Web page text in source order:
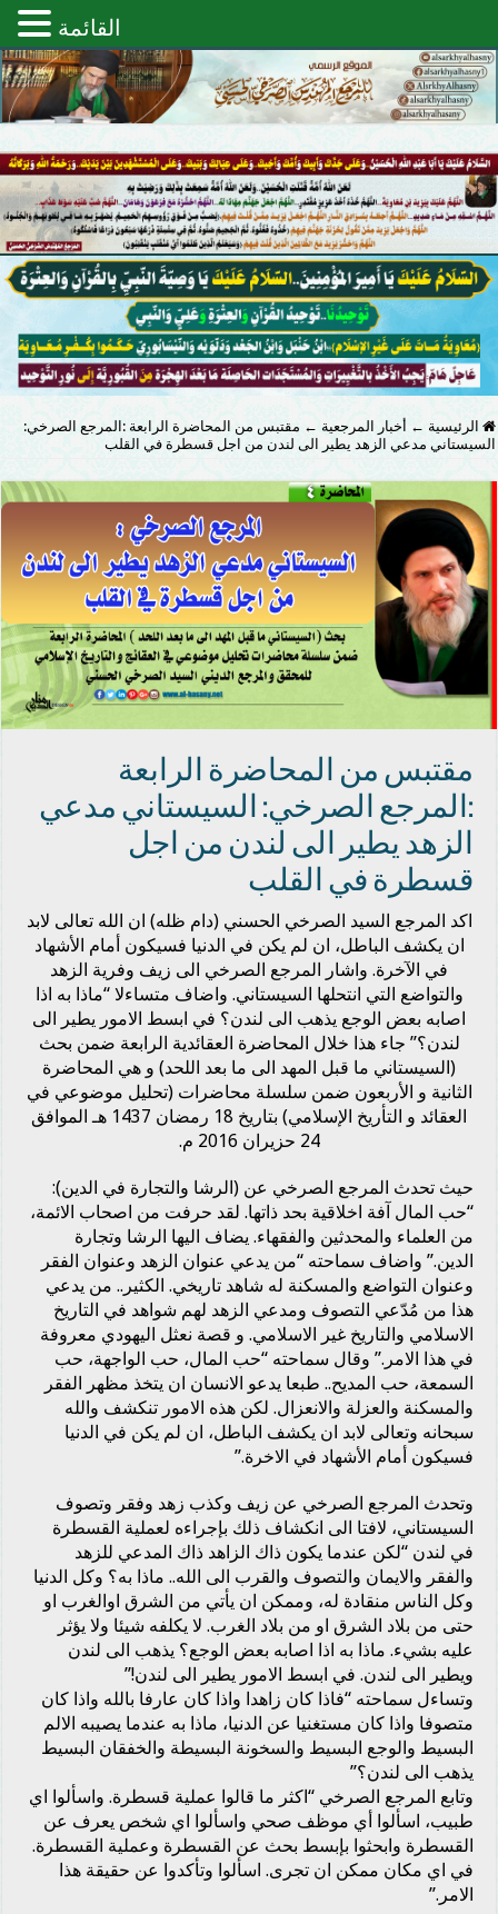
الرئيسية ← أخبار المرجعية ← مقتبس من المحاضرة الرابعة :المرجع الصرخي:
السيستاني مدعي الزهد يطير الى لندن من اجل قسطرة في القلب
مقتبس من المحاضرة الرابعة
:المرجع الصرخي: السيستاني مدعي
الزهد يطير الى لندن من اجل
قسطرة في القلب
اكد المرجع السيد الصرخي الحسني (دام ظله) ان الله تعالى لابد
ان يكشف الباطل، ان لم يكن في الدنيا فسيكون أمام الأشهاد
في الآخرة. واشار المرجع الصرخي الى زيف وفرية الزهد
والتواضع التي انتحلها السيستاني. واضاف متساءلا “ماذا به اذا
اصابه بعض الوجع يذهب الى لندن؟ في ابسط الامور يطير الى
لندن؟” جاء هذا خلال المحاضرة العقائدية الرابعة ضمن بحث
(السيستاني ما قبل المهد الى ما بعد اللحد) و هي المحاضرة
الثانية و الأربعون ضمن سلسلة محاضرات (تحليل موضوعي في
العقائد و التأريخ الإسلامي) بتاريخ 18 رمضان 1437 هـ الموافق
24 حزيران 2016 م.
حيث تحدث المرجع الصرخي عن (الرشا والتجارة في الدين):
“حب المال آفة اخلاقية بحد ذاتها. لقد حرفت من اصحاب الائمة،
من العلماء والمحدثين والفقهاء. يضاف اليها الرشا وتجارة
الدين.” واضاف سماحته “من يدعي عنوان الزهد وعنوان الفقر
وعنوان التواضع والمسكنة له شاهد تاريخي. الكثير.. من يدعي
هذا من مُدّعي التصوف ومدعي الزهد لهم شواهد في التاريخ
الاسلامي والتاريخ غير الاسلامي. و قصة نعثل اليهودي معروفة
في هذا الامر.” وقال سماحته “حب المال، حب الواجهة، حب
السمعة، حب المديح.. طبعا يدعو الانسان ان يتخذ مظهر الفقر
والمسكنة والعزلة والانعزال. لكن هذه الامور تنكشف والله
سبحانه وتعالى لابد ان يكشف الباطل، ان لم يكن في الدنيا
فسيكون أمام الأشهاد في الاخرة.”
وتحدث المرجع الصرخي عن زيف وكذب زهد وفقر وتصوف
السيستاني، لافتا الى انكشاف ذلك بإجراءه لعملية القسطرة
في لندن “لكن عندما يكون ذاك الزاهد ذاك المدعي للزهد
والفقر والايمان والتصوف والقرب الى الله.. ماذا به؟ وكل الدنيا
وكل الناس منقادة له، وممكن ان يأتي من الشرق اوالغرب او
حتى من بلاد الشرق او من بلاد الغرب. لا يكلفه شيئا ولا يؤثر
عليه بشيء. ماذا به اذا اصابه بعض الوجع؟ يذهب الى لندن
ويطير الى لندن. في ابسط الامور يطير الى لندن!”
وتساءل سماحته “فاذا كان زاهدا واذا كان عارفا بالله واذا كان
متصوفا واذا كان مستغنيا عن الدنيا، ماذا به عندما يصيبه الالم
البسيط والوجع البسيط والسخونة البسيطة والخفقان البسيط
يذهب الى لندن؟”
وتابع المرجع الصرخي “اكثر ما قالوا عملية قسطرة. واسألوا اي
طبيب، اسألوا أي موظف صحي واسألوا اي شخص يعرف عن
القسطرة وابحثوا بإبسط بحث عن القسطرة وعملية القسطرة.
في اي مكان ممكن ان تجرى. اسألوا وتأكدوا عن حقيقة هذا
الامر.”
القائمة